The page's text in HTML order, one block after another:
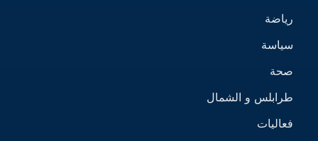
رياضة
سياسة
صحة
طرابلس و الشمال
فعاليات